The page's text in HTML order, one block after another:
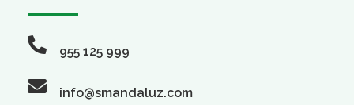
955 125 999
info@smandaluz.com